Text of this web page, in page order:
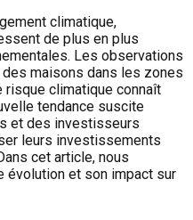
climatique,
de plus en plus
Les observations
maisons dans les zones
climatique connaît
tendance suscite
et des investisseurs
leurs investissements
cet article, nous
et son impact sur